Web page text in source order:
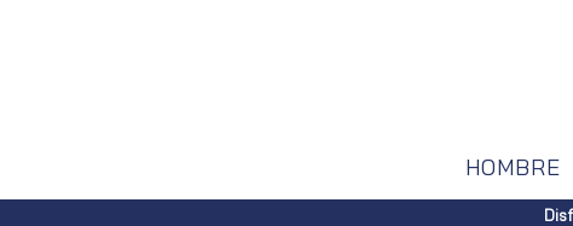
HOMBRE